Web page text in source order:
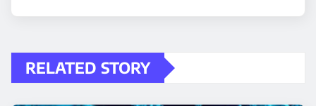
RELATED STORY